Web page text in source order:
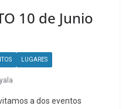
10 de Junio
LUGARES
a dos eventos